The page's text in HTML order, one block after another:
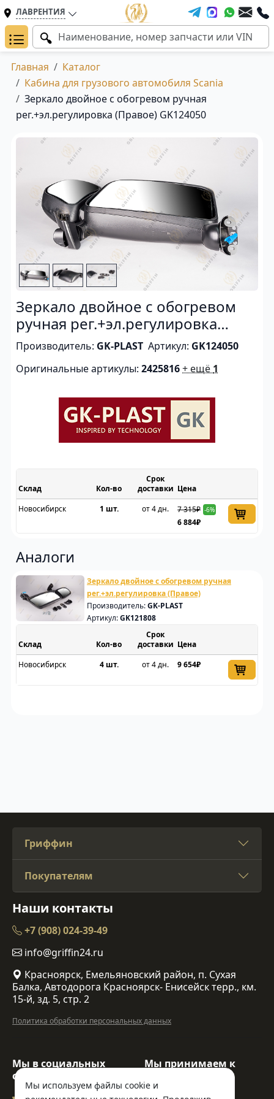
ЛАВРЕНТИЯ
Главная
Каталог
Кабина для грузового автомобиля Scania
Зеркало двойное с обогревом ручная
рег.+эл.регулировка (Правое) GK124050
Зеркало двойное с обогревом
ручная рег.+эл.регулировка
(Правое)
Производитель: GK-PLAST Артикул: GK124050
Оригинальные артикулы: 2425816+ ещё 1
Склад
Срок
доставки Цена
Новосибирск
1 шт. от 4 дн. 7 315₽ -6%
6 884₽
Аналоги
Зеркало двойное с обогревом ручная
рег.+эл.регулировка (Правое)
Производитель:GK-PLAST
Артикул:GK121808
Склад
Срок
доставки Цена
Новосибирск
4 шт. от 4 дн. 9 654₽
Мы используем файлы cookie и
Гриффин
Покупателям
Наши контакты
+7 (908) 024-39-49
info@griffin24.ru
Красноярск, Емельяновский район, п. Сухая
Балка, Автодорога Красноярск- Енисейск терр., км.
15-й, зд. 5, стр. 2
Политика обработки персональных данных
Мы в социальных
сетях:
Мы принимаем к